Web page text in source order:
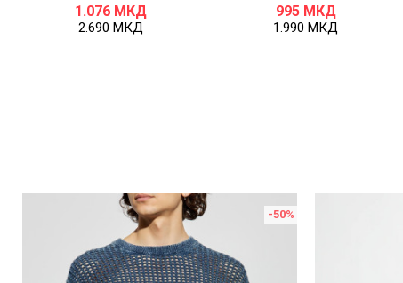
1.076 МКД
2.690МКД
995 МКД
1.990МКД
-50%